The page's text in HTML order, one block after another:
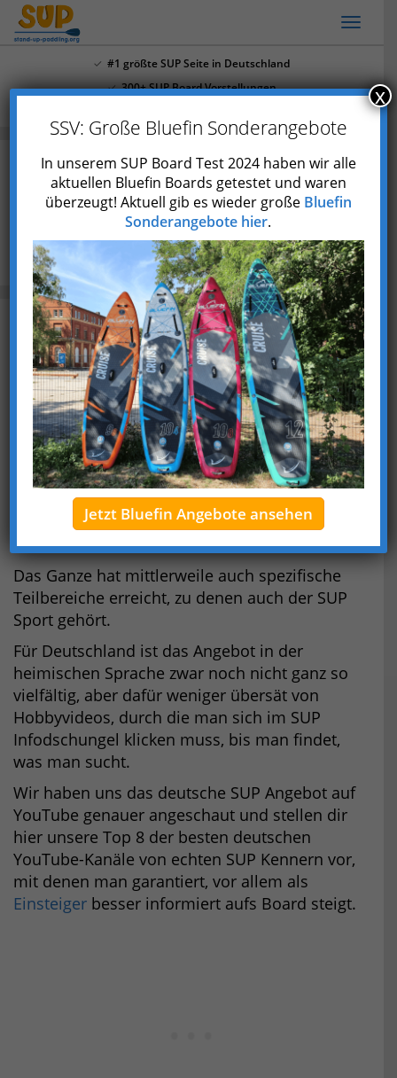
Skip
content
#1 größte SUP Seite in Deutschland
300+ SUP Board Vorstellungen
SUP YouTube: Die 8 besten
deutschen SUP YouTube-Kanäle
Blog
SUP YouTube: Die 8 besten deutschen SUP YouTube-
Kanäle
Zuletzt aktualisiert am 30. Mai 2023
YouTube ist natürlich längst nicht mehr nur für
die neuesten Musikvideos eine zuverlässige
Quelle.
Mittlerweile gehört die Plattform zum festen
Klickrepertoire bei fast allem, worüber man
sich anschaulich und kurz in Videoform
informieren möchte.
Das Ganze hat mittlerweile auch spezifische
Teilbereiche erreicht, zu denen auch der SUP
Sport gehört.
Für Deutschland ist das Angebot in der
heimischen Sprache zwar noch nicht ganz so
vielfältig, aber dafür weniger übersät von
Hobbyvideos, durch die man sich im SUP
Infodschungel klicken muss, bis man findet,
was man sucht.
Wir haben uns das deutsche SUP Angebot auf
YouTube genauer angeschaut und stellen dir
hier unsere Top 8 der besten deutschen
YouTube-Kanäle von echten SUP Kennern vor,
mit denen man garantiert, vor allem als
Einsteiger besser informiert aufs Board steigt.
SSV: Große Bluefin Sonderangebote
In unserem SUP Board Test 2024 haben wir alle
aktuellen Bluefin Boards getestet und waren
überzeugt! Aktuell gib es wieder große Bluefin
Sonderangebote hier.
Jetzt Bluefin Angebote ansehen
x